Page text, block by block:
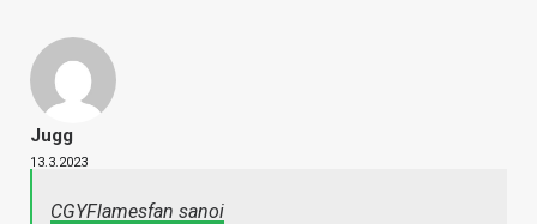
Jugg
13.3.2023
CGYFlamesfan sanoi